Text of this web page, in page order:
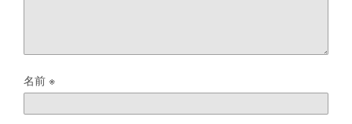
名前※